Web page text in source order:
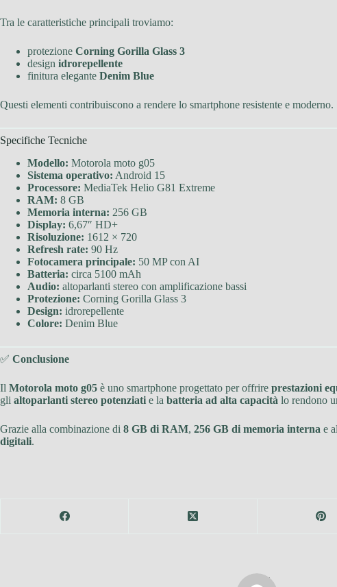
Tra le caratteristiche principali troviamo:
protezione Corning Gorilla Glass 3
design idrorepellente
finitura elegante Denim Blue
Questi elementi contribuiscono a rendere lo smartphone resistente e moderno.
Specifiche Tecniche
Modello: Motorola moto g05
Sistema operativo: Android 15
Processore: MediaTek Helio G81 Extreme
RAM: 8 GB
Memoria interna: 256 GB
Display: 6,67″ HD+
Risoluzione: 1612 × 720
Refresh rate: 90 Hz
Fotocamera principale: 50 MP con AI
Batteria: circa 5100 mAh
Audio: altoparlanti stereo con amplificazione bassi
Protezione: Corning Gorilla Glass 3
Design: idrorepellente
Colore: Denim Blue
✅ Conclusione
Il Motorola moto g05 è uno smartphone progettato per offrire prestazioni
gli altoparlanti stereo potenziati e la batteria ad alta capacità lo rendono
Grazie alla combinazione di 8 GB di RAM, 256 GB di memoria interna e
digitali.